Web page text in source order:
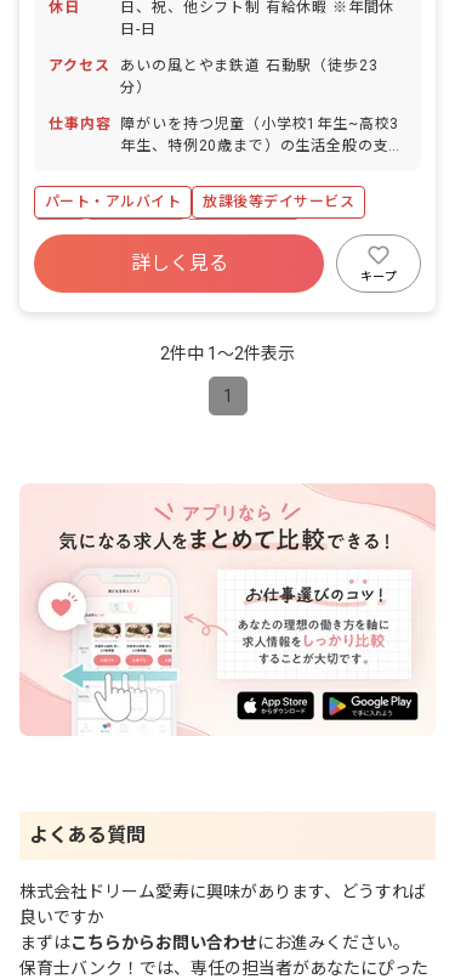
休日
日、祝、他シフト制 有給休暇 ※年間休
日-日
アクセス
あいの風とやま鉄道 石動駅（徒歩23
分）
仕事内容
障がいを持つ児童（小学校1年生~高校3
年生、特例20歳まで）の生活全般の支援
りです。 ・児童の活動や遊びの準備、片
付け ・ミーティングへの参加 ・その他
事務作業 ・児童の送迎（小学校やご自宅
などへの送迎。社用車:軽四・ワゴン車、
AT車を使用） ・児童のお世話（着替え
の補助、宿題の見守り、おやつ対応、運
パート・アルバイト
放課後等デイサービス
有給
残業少なめ
昇給昇進あり
産休育休制度
車通勤可
詳しく見る
キープ
2件中 1〜2件表示
1
よくある質問
株式会社ドリーム愛寿に興味があります、どうすれば
良いですか
まずはこちらからお問い合わせにお進みください。
保育士バンク！では、専任の担当者があなたにぴった